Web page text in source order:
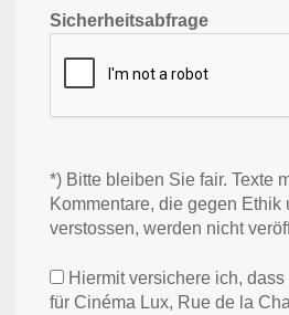
Sicherheitsabfrage
*) Bitte bleiben Sie fair. Texte
Kommentare, die gegen Ethik
verstossen, werden nicht
Hiermit versichere ich,
für Cinéma Lux, Rue de la